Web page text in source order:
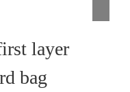
layer
bag